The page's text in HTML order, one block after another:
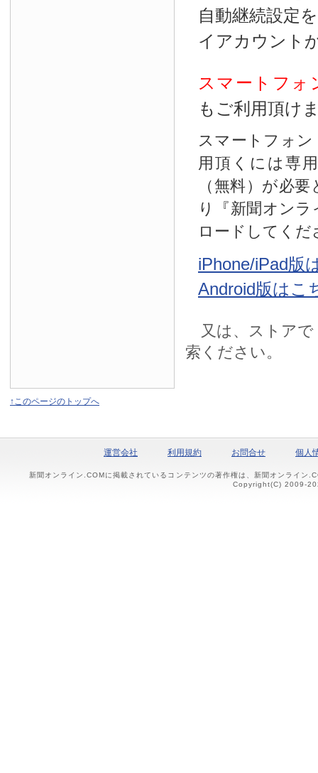
自動継続設定
イアカウント
スマートフォ
もご利用頂け
スマートフォ
用頂くには専
（無料）が必
り『新聞オン
ロードしてくだ
iPhone/iPad版
Android版はこ
又は、ストアで
索ください。
↑このページのトップへ
運営会社 利用規約 お問合せ 個人
新聞オンライン.COMに掲載されているコンテンツの著作権は、新聞オンライン
Copyright(C) 2009-